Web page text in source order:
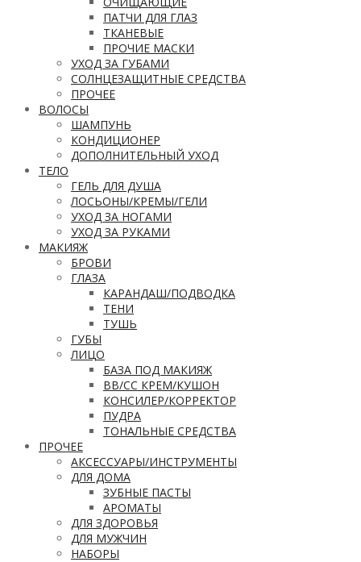
ПАТЧИ ДЛЯ ГЛАЗ
ТКАНЕВЫЕ
ПРОЧИЕ МАСКИ
УХОД ЗА ГУБАМИ
СОЛНЦЕЗАЩИТНЫЕ СРЕДСТВА
ПРОЧЕЕ
ВОЛОСЫ
ШАМПУНЬ
КОНДИЦИОНЕР
ДОПОЛНИТЕЛЬНЫЙ УХОД
ТЕЛО
ГЕЛЬ ДЛЯ ДУША
ЛОСЬОНЫ/КРЕМЫ/ГЕЛИ
УХОД ЗА НОГАМИ
УХОД ЗА РУКАМИ
МАКИЯЖ
БРОВИ
ГЛАЗА
КАРАНДАШ/ПОДВОДКА
ТЕНИ
ТУШЬ
ГУБЫ
ЛИЦО
БАЗА ПОД МАКИЯЖ
ВВ/CC КРЕМ/КУШОН
КОНСИЛЕР/КОРРЕКТОР
ПУДРА
ТОНАЛЬНЫЕ СРЕДСТВА
ПРОЧЕЕ
АКСЕССУАРЫ/ИНСТРУМЕНТЫ
ДЛЯ ДОМА
ЗУБНЫЕ ПАСТЫ
АРОМАТЫ
ДЛЯ ЗДОРОВЬЯ
ДЛЯ МУЖЧИН
НАБОРЫ